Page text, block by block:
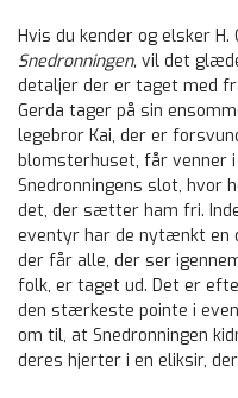
Hvis du kender og elsker
Snedronningen, vil det
detaljer der er taget med
Gerda tager på sin
legebror Kai, der er
blomsterhuset, får venner
Snedronningens slot, hvor
det, der sætter ham fri.
eventyr har de nytænkt en
der får alle, der ser
folk, er taget ud. Det er
den stærkeste pointe i
om til, at Snedronningen
deres hjerter i en eliksir,